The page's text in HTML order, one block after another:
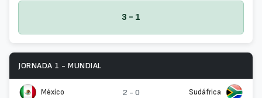
3 - 1
JORNADA 1 - MUNDIAL
México 2 - 0 Sudáfrica